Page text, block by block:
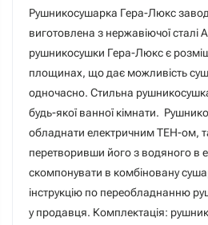
Рушникосушарка Гера-Люкс
виготовлена з нержавіючої сталі
рушникосушки Гера-Люкс є
площинах, що дає можливість
одночасно. Стильна
будь-якої ванної кімнати.
обладнати електричним ТЕН-ом,
перетворивши його з водяного в
скомпонувати в комбіновану
інструкцію по переобладнанню
у продавця. Комплектація: